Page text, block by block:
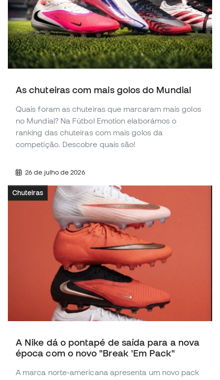
As chuteiras com mais golos do Mundial
Quais foram as chuteiras que marcaram mais golos
no Mundial? Na Fútbol Emotion elaborámos o
ranking das chuteiras com mais golos da
competição. Descobre quais são!
26 de julho de 2026
Chuteiras
A Nike dá o pontapé de saída para a nova
época com o novo "Break 'Em Pack"
A marca norte-americana apresenta um novo pack